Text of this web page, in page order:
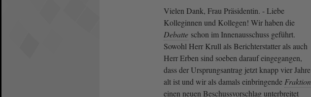
Vielen Dank, Frau Präsidentin. - Liebe
Kolleginnen und Kollegen! Wir haben die
Debatte schon im Innenausschuss geführt.
Sowohl Herr Krull als Berichterstatter als auch
Herr Erben sind soeben darauf eingegangen,
dass der Ursprungsantrag jetzt knapp vier Jahre
alt ist und wir als damals einbringende Fraktion
einen neuen Beschussvorschlag unterbreitet